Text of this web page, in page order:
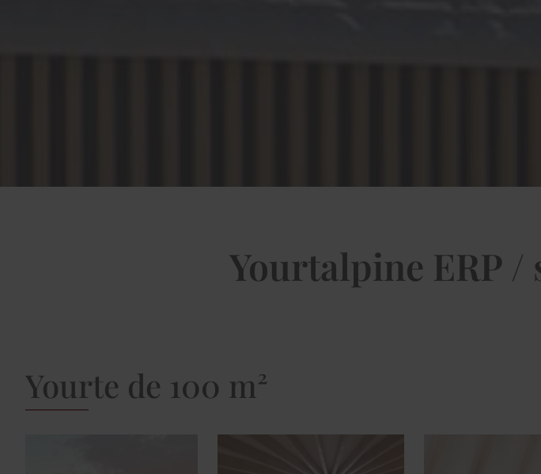
Yourtalpine ERP /
Yourte de 100 m²